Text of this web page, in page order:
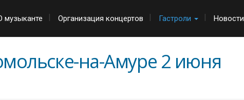
музыканте Организация концертов Гастроли Новости
на-Амуре 2 июня